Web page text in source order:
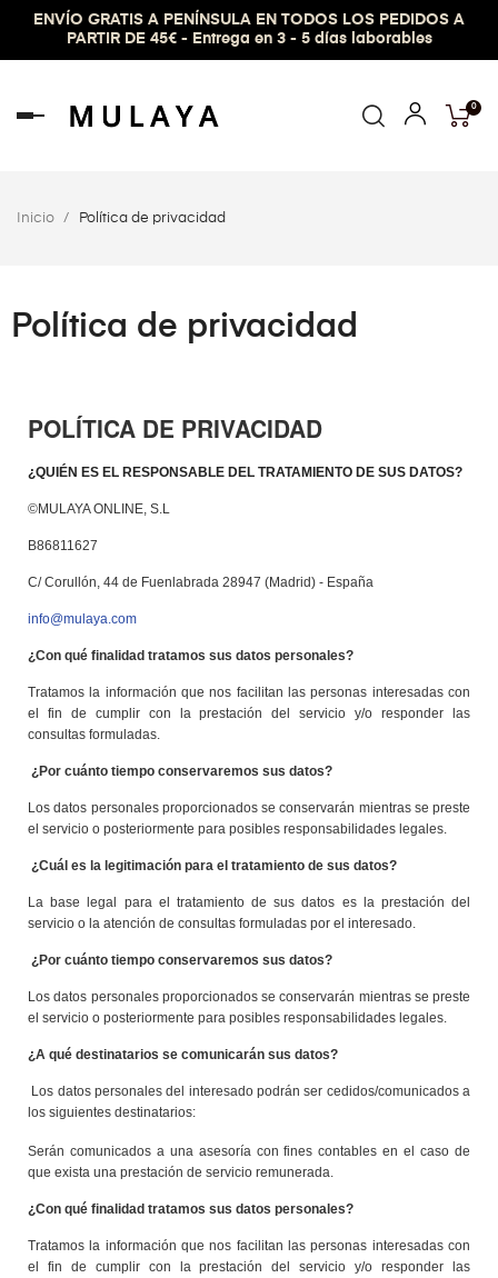
ENVÍO GRATIS A PENÍNSULA EN TODOS LOS PEDIDOS A
PARTIR DE 45€ - Entrega en 3 - 5 días laborables
Navegación
0
Inicio Política de privacidad
Política de privacidad
POLÍTICA DE PRIVACIDAD
¿QUIÉN ES EL RESPONSABLE DEL TRATAMIENTO DE SUS DATOS?
©MULAYA ONLINE, S.L
B86811627
C/ Corullón, 44 de Fuenlabrada 28947 (Madrid) - España
info@mulaya.com
¿Con qué finalidad tratamos sus datos personales?
Tratamos la información que nos facilitan las personas interesadas con
el fin de cumplir con la prestación del servicio y/o responder las
consultas formuladas.
¿Por cuánto tiempo conservaremos sus datos?
Los datos personales proporcionados se conservarán mientras se preste
el servicio o posteriormente para posibles responsabilidades legales.
¿Cuál es la legitimación para el tratamiento de sus datos?
La base legal para el tratamiento de sus datos es la prestación del
servicio o la atención de consultas formuladas por el interesado.
¿Por cuánto tiempo conservaremos sus datos?
Los datos personales proporcionados se conservarán mientras se preste
el servicio o posteriormente para posibles responsabilidades legales.
¿A qué destinatarios se comunicarán sus datos?
Los datos personales del interesado podrán ser cedidos/comunicados a
los siguientes destinatarios:
Serán comunicados a una asesoría con fines contables en el caso de
que exista una prestación de servicio remunerada.
¿Con qué finalidad tratamos sus datos personales?
Tratamos la información que nos facilitan las personas interesadas con
el fin de cumplir con la prestación del servicio y/o responder las